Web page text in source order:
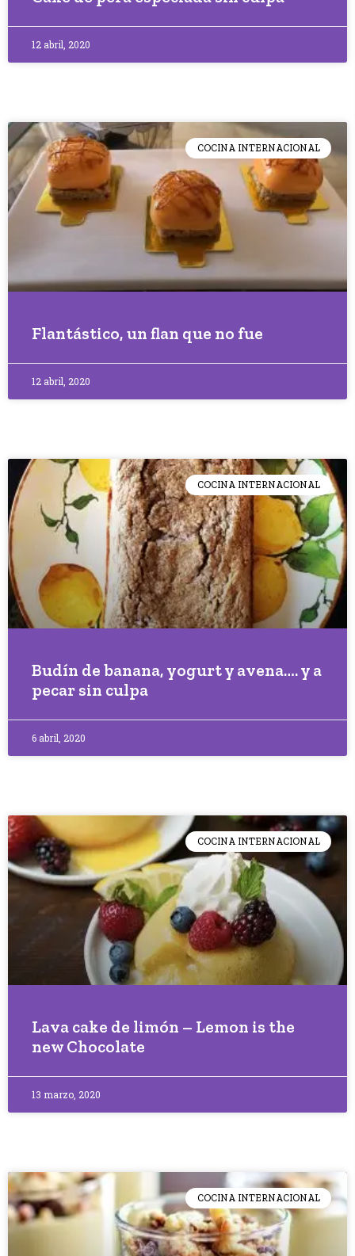
12 abril, 2020
COCINA INTERNACIONAL
Flantástico, un flan que no fue
12 abril, 2020
COCINA INTERNACIONAL
Budín de banana, yogurt y avena…. y a
pecar sin culpa
6 abril, 2020
COCINA INTERNACIONAL
Lava cake de limón – Lemon is the
new Chocolate
13 marzo, 2020
COCINA INTERNACIONAL